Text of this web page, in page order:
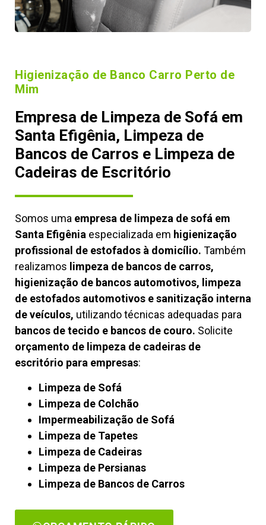
Higienização de Banco Carro Perto de
Mim
Empresa de Limpeza de Sofá em
Santa Efigênia, Limpeza de
Bancos de Carros e Limpeza de
Cadeiras de Escritório
Somos uma empresa de limpeza de sofá em
Santa Efigênia especializada em higienização
profissional de estofados à domicílio. Também
realizamos limpeza de bancos de carros,
higienização de bancos automotivos, limpeza
de estofados automotivos e sanitização interna
de veículos, utilizando técnicas adequadas para
bancos de tecido e bancos de couro. Solicite
orçamento de limpeza de cadeiras de
escritório para empresas:
Limpeza de Sofá
Limpeza de Colchão
Impermeabilização de Sofá
Limpeza de Tapetes
Limpeza de Cadeiras
Limpeza de Persianas
Limpeza de Bancos de Carros